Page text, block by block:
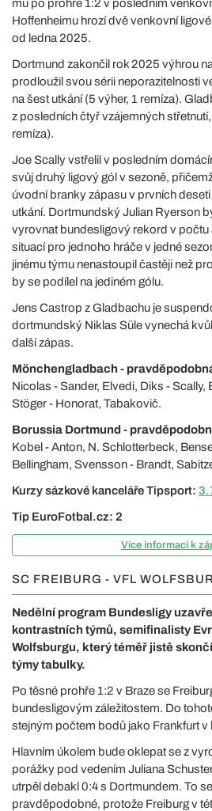
mu po prohře 1:2 v posledním
Hoffenheimu hrozí dvě venkovní
od ledna 2025.
Dortmund zakončil rok 2025 výhrou
prodloužil svou sérii neporazitelnosti
na šest utkání (5 výher, 1 remíza).
z posledních čtyř vzájemných
remíza).
Joe Scally vstřelil v posledním
svůj druhý ligový gól v sezoně,
úvodní branky zápasu v prvních
utkání. Dortmundský Julian Ryerson
vyrovnat bundesligový rekord v počtu
situací pro jednoho hráče v jedné
jinému týmu nenastoupil častěji než
by se podílel na jediném gólu.
Jens Castrop z Gladbachu je
dortmundský Niklas Süle vynechá
další zápas.
Mönchengladbach -
Nicolas - Sander, Elvedi, Diks - Scally,
Stöger - Honorat, Tabakovič.
Borussia Dortmund -
Kobel - Anton, N. Schlotterbeck,
Bellingham, Svensson - Brandt,
Kurzy sázkové kanceláře Tipsport:
Tip EuroFotbal.cz: 2
Více informací k
SC FREIBURG - VFL
Nedělní program Bundesligy
kontrastních týmů, semifinalisty
Wolfsburgu, který téměř jistě
týmy tabulky.
Po těsné prohře 1:2 v Braze se
bundesligovým záležitostem. Do
stejným počtem bodů jako Frankfurt v
Hlavním úkolem bude oklepat se z
porážky pod vedením Juliana
utrpěl debakl 0:4 s Dortmundem. To
pravděpodobné, protože Freiburg v